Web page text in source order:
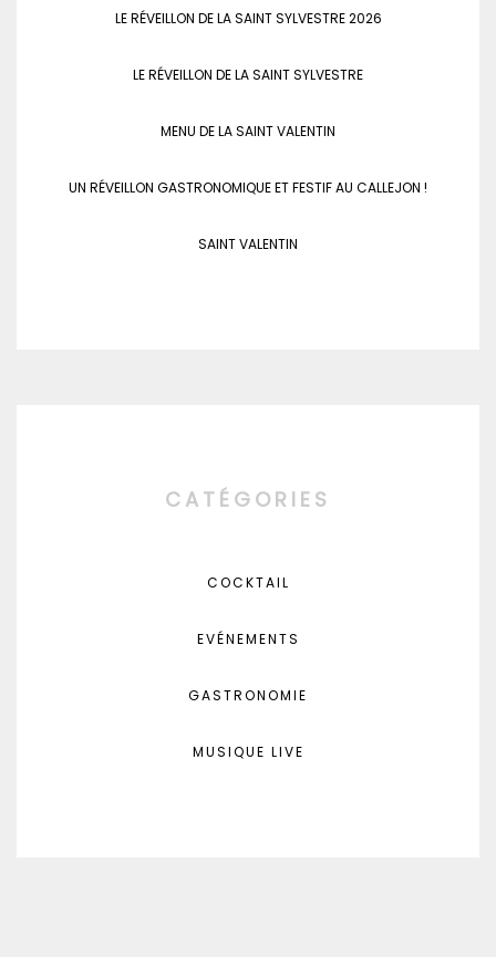
LE RÉVEILLON DE LA SAINT SYLVESTRE 2026
LE RÉVEILLON DE LA SAINT SYLVESTRE
MENU DE LA SAINT VALENTIN
UN RÉVEILLON GASTRONOMIQUE ET FESTIF AU CALLEJON !
SAINT VALENTIN
CATÉGORIES
COCKTAIL
EVÉNEMENTS
GASTRONOMIE
MUSIQUE LIVE